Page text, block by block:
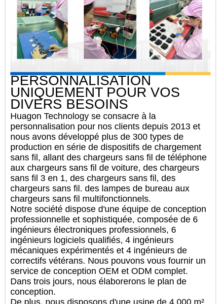
PERSONNALISATION
UNIQUEMENT POUR VOS
DIVERS BESOINS
Huagon Technology se consacre à la
personnalisation pour nos clients depuis 2013 et
nous avons développé plus de 300 types de
production en série de dispositifs de chargement
sans fil, allant des chargeurs sans fil de téléphone
aux chargeurs sans fil de voiture, des chargeurs
sans fil 3 en 1, des chargeurs sans fil, des
chargeurs sans fil. des lampes de bureau aux
chargeurs sans fil multifonctionnels.
Notre société dispose d'une équipe de conception
professionnelle et sophistiquée, composée de 6
ingénieurs électroniques professionnels, 6
ingénieurs logiciels qualifiés, 4 ingénieurs
mécaniques expérimentés et 4 ingénieurs de
correctifs vétérans. Nous pouvons vous fournir un
service de conception OEM et ODM complet.
Dans trois jours, nous élaborerons le plan de
conception.